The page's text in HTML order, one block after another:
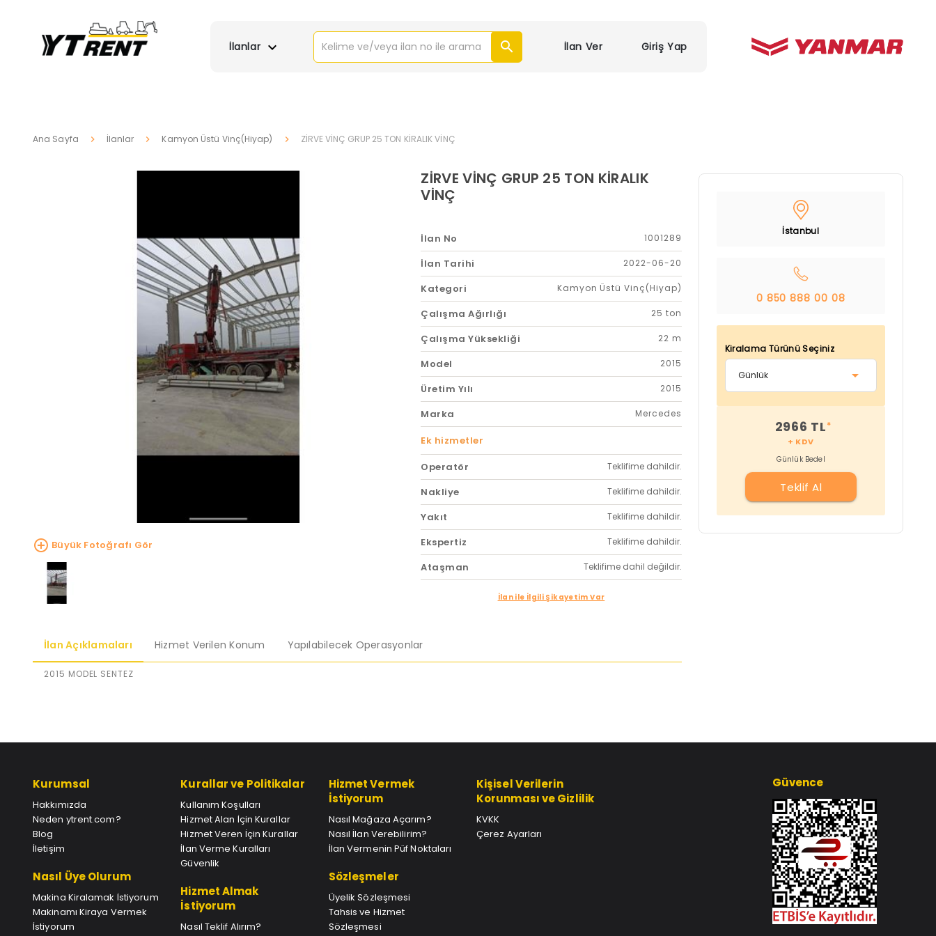
İlanlar İlan Ver Giriş Yap
Ana Sayfa İlanlar Kamyon Üstü Vinç(Hiyap) ZİRVE VİNÇ GRUP 25 TON KİRALIK VİNÇ
Büyük Fotoğrafı Gör
ZİRVE VİNÇ GRUP 25 TON KİRALIK
VİNÇ
İlan No 1001289
İlan Tarihi 2022-06-20
Kategori Kamyon Üstü Vinç(Hiyap)
Çalışma Ağırlığı 25 ton
Çalışma Yüksekliği 22 m
Model 2015
Üretim Yılı 2015
Marka Mercedes
Ek hizmetler
Operatör
Teklifime dahildir.
Nakliye Teklifime dahildir.
Yakıt Teklifime dahildir.
Ekspertiz Teklifime dahildir.
Ataşman Teklifime dahil değildir.
İlan ile İlgili Şikayetim Var
İlan Açıklamaları Hizmet Verilen Konum Yapılabilecek Operasyonlar
2015 MODEL SENTEZ
İstanbul
0 850 888 00 08
Kiralama Türünü Seçiniz
2966 TL*
+ KDV
Günlük Bedel
Teklif Al
Kurumsal
Hakkımızda
Neden ytrent.com?
Blog
İletişim
Nasıl Üye Olurum
Makina Kiralamak İstiyorum
Makinamı Kiraya Vermek
İstiyorum
Kurallar ve Politikalar
Kullanım Koşulları
Hizmet Alan İçin Kurallar
Hizmet Veren İçin Kurallar
İlan Verme Kuralları
Güvenlik
Hizmet Almak
İstiyorum
Nasıl Teklif Alırım?
Hizmet Vermek
İstiyorum
Nasıl Mağaza Açarım?
Nasıl İlan Verebilirim?
İlan Vermenin Püf Noktaları
Sözleşmeler
Üyelik Sözleşmesi
Tahsis ve Hizmet
Sözleşmesi
Kişisel Verilerin
Korunması ve Gizlilik
KVKK
Çerez Ayarları
Güvence